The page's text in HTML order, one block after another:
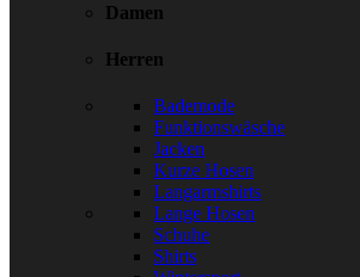
Damen
Herren
Bademode
Funktionswäsche
Jacken
Kurze Hosen
Langarmshirts
Lange Hosen
Schuhe
Shirts